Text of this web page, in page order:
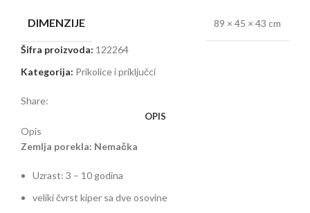
DIMENZIJE 89 × 45 × 43 cm
Šifra proizvoda: 122264
Kategorija: Prikolice i priključci
Share:
OPIS
Opis
Zemlja porekla: Nemačka
Uzrast: 3 – 10 godina
veliki čvrst kiper sa dve osovine